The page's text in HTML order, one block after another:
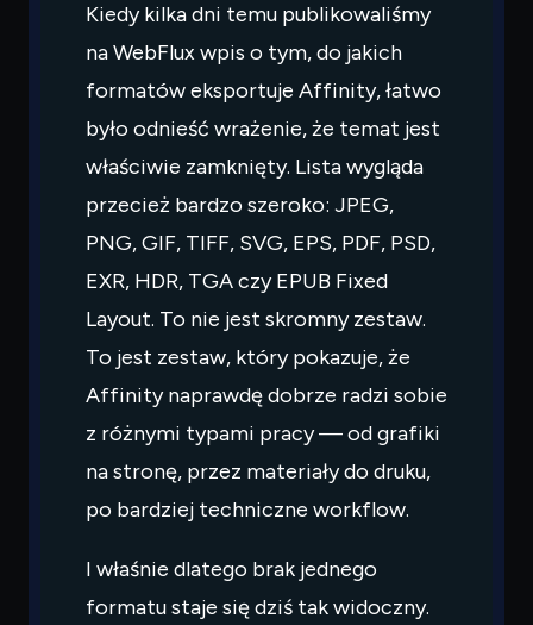
Kiedy kilka dni temu publikowaliśmy
na WebFlux wpis o tym, do jakich
formatów eksportuje Affinity, łatwo
było odnieść wrażenie, że temat jest
właściwie zamknięty. Lista wygląda
przecież bardzo szeroko: JPEG,
PNG, GIF, TIFF, SVG, EPS, PDF, PSD,
EXR, HDR, TGA czy EPUB Fixed
Layout. To nie jest skromny zestaw.
To jest zestaw, który pokazuje, że
Affinity naprawdę dobrze radzi sobie
z różnymi typami pracy — od grafiki
na stronę, przez materiały do druku,
po bardziej techniczne workflow.
I właśnie dlatego brak jednego
formatu staje się dziś tak widoczny.